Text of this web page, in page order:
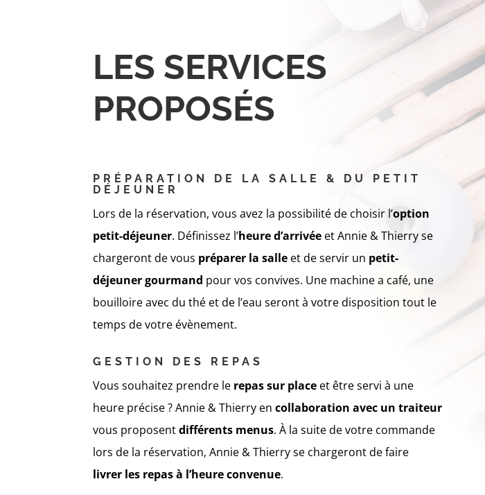
LES SERVICES
PROPOSÉS
PRÉPARATION DE LA SALLE & DU PETIT
DÉJEUNER
Lors de la réservation, vous avez la possibilité de choisir l’option
petit-déjeuner. Définissez l’heure d’arrivée et Annie & Thierry se
chargeront de vous préparer la salle et de servir un petit-
déjeuner gourmand pour vos convives. Une machine a café, une
bouilloire avec du thé et de l’eau seront à votre disposition tout le
temps de votre évènement.
GESTION DES REPAS
Vous souhaitez prendre le repas sur place et être servi à une
heure précise ? Annie & Thierry encollaboration avec un traiteur
vous proposentdifférents menus. À la suite de votre commande
lors de la réservation, Annie & Thierry se chargeront de faire
livrer les repas à l’heure convenue.